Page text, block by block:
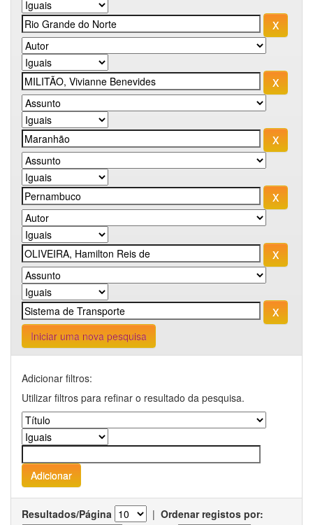
Iniciar uma nova pesquisa
Adicionar filtros:
Utilizar filtros para refinar o resultado da pesquisa.
Resultados/Página | Ordenar registos por: